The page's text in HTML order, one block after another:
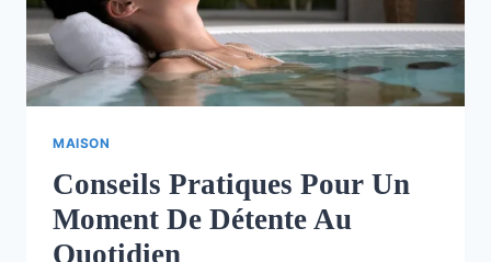
MAISON
Conseils Pratiques Pour Un
Moment De Détente Au
Quotidien